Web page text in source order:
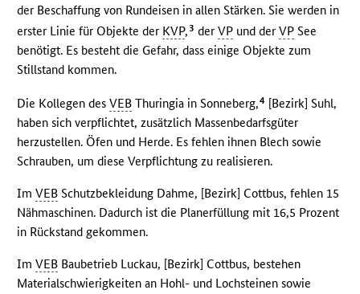
der Beschaffung von Rundeisen in allen Stärken. Sie werden in
erster Linie für Objekte der KVP,3 derVP und derVP See
benötigt. Es besteht die Gefahr, dass einige Objekte zum
Stillstand kommen.
Die Kollegen desVEB Thuringia in Sonneberg,4 [Bezirk] Suhl,
haben sich verpflichtet, zusätzlich Massenbedarfsgüter
herzustellen. Öfen und Herde. Es fehlen ihnen Blech sowie
Schrauben, um diese Verpflichtung zu realisieren.
ImVEB Schutzbekleidung Dahme, [Bezirk] Cottbus, fehlen 15
Nähmaschinen. Dadurch ist die Planerfüllung mit 16,5 Prozent
in Rückstand gekommen.
ImVEB Baubetrieb Luckau, [Bezirk] Cottbus, bestehen
Materialschwierigkeiten an Hohl- und Lochsteinen sowie